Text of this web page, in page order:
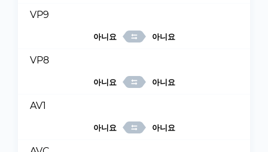
VP9
아니요 아니요
VP8
아니요 아니요
AV1
아니요 아니요